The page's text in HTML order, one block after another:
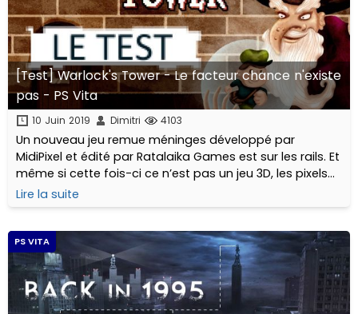
[Test] Warlock's Tower - Le facteur chance n'existe
pas - PS Vita
10 Juin 2019 Dimitri 4103
Un nouveau jeu remue méninges développé par
MidiPixel et édité par Ratalaika Games est sur les rails. Et
même si cette fois-ci ce n’est pas un jeu 3D, les pixels
sont de nouveau au rendez-vous !
Lire la suite
PS VITA